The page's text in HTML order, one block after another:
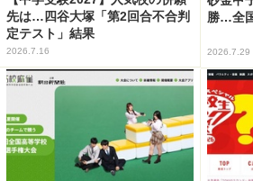
先は…四谷大塚「第2回合不合判
定テスト」結果
2026.7.16
勝…全
2026.7.29